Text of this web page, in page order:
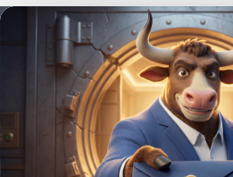
Nejčtenějšízprávy